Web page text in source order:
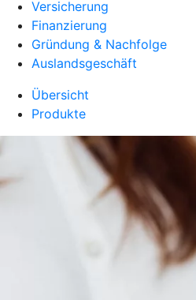
Versicherung
Finanzierung
Gründung & Nachfolge
Auslandsgeschäft
Übersicht
Produkte